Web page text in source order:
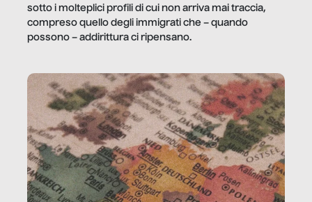
sotto i molteplici profili di cui non arriva mai traccia,
compreso quello degli immigrati che – quando
possono – addirittura ci ripensano.